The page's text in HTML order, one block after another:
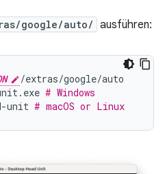
google/auto/ ausführen:
/extras/google/auto
# Windows
unit # macOS or Linux